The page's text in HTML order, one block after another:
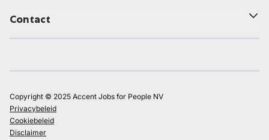
Contact
Copyright © 2025 Accent Jobs for People NV
Privacybeleid
Cookiebeleid
Disclaimer